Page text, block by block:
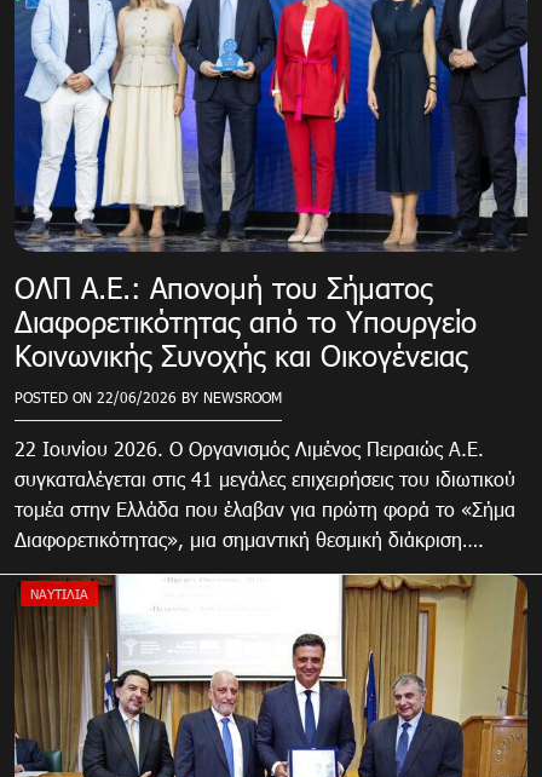
ΟΛΠ Α.Ε.: Απονομή του Σήματος
Διαφορετικότητας από το Υπουργείο
Κοινωνικής Συνοχής και Οικογένειας
POSTED ON 22/06/2026 BY NEWSROOM
22 Ιουνίου 2026. Ο Οργανισμός Λιμένος Πειραιώς Α.Ε.
συγκαταλέγεται στις 41 μεγάλες επιχειρήσεις του ιδιωτικού
τομέα στην Ελλάδα που έλαβαν για πρώτη φορά το «Σήμα
Διαφορετικότητας», μια σημαντική θεσμική διάκριση….
ΝΑΥΤΙΛΙΑ